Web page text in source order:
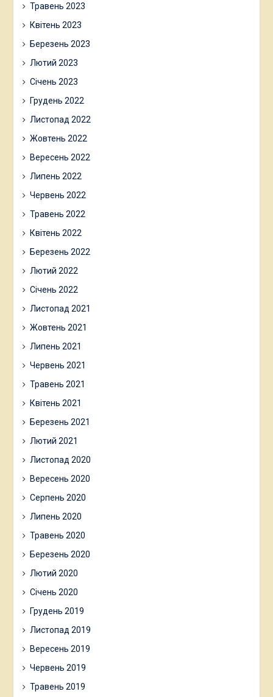
Травень 2023
Квітень 2023
Березень 2023
Лютий 2023
Січень 2023
Грудень 2022
Листопад 2022
Жовтень 2022
Вересень 2022
Липень 2022
Червень 2022
Травень 2022
Квітень 2022
Березень 2022
Лютий 2022
Січень 2022
Листопад 2021
Жовтень 2021
Липень 2021
Червень 2021
Травень 2021
Квітень 2021
Березень 2021
Лютий 2021
Листопад 2020
Вересень 2020
Серпень 2020
Липень 2020
Травень 2020
Березень 2020
Лютий 2020
Січень 2020
Грудень 2019
Листопад 2019
Вересень 2019
Червень 2019
Травень 2019